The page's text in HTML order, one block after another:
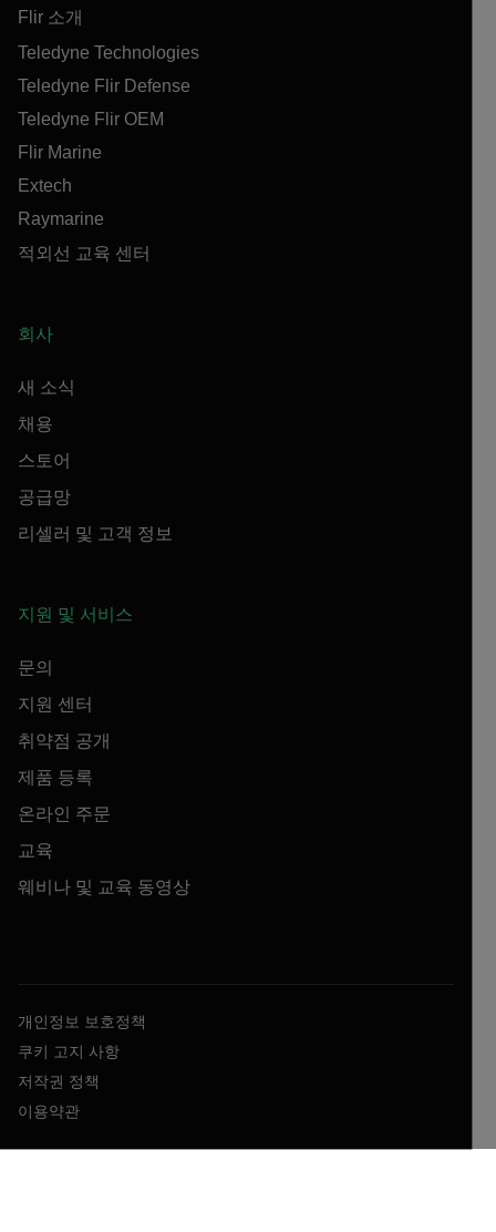
Flir 소개
Teledyne Technologies
Teledyne Flir Defense
Teledyne Flir OEM
Flir Marine
Extech
Raymarine
적외선 교육 센터
회사
새 소식
채용
스토어
공급망
리셀러 및 고객 정보
지원 및 서비스
문의
지원 센터
취약점 공개
제품 등록
온라인 주문
교육
웨비나 및 교육 동영상
개인정보 보호정책
쿠키 고지 사항
저작권 정책
이용약관